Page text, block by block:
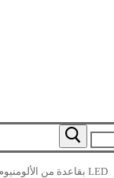
LED بقاعدة من الألومنيوم